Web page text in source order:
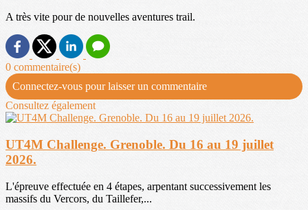
A très vite pour de nouvelles aventures trail.
0 commentaire(s)
Connectez-vous pour laisser un commentaire
Consultez également
UT4M Challenge. Grenoble. Du 16 au 19 juillet
2026.
L'épreuve effectuée en 4 étapes, arpentant successivement les
massifs du Vercors, du Taillefer,...